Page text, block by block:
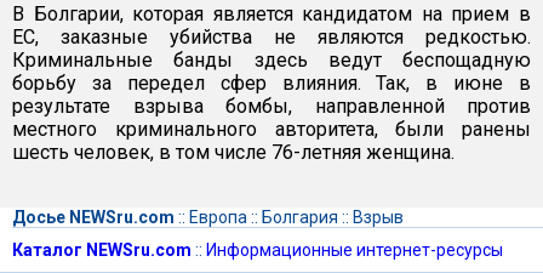
В Болгарии, которая является кандидатом на прием в
ЕС, заказные убийства не являются редкостью.
Криминальные банды здесь ведут беспощадную
борьбу за передел сфер влияния. Так, в июне в
результате взрыва бомбы, направленной против
местного криминального авторитета, были ранены
шесть человек, в том числе 76-летняя женщина.
Досье NEWSru.com :: Европа :: Болгария :: Взрыв
Каталог NEWSru.com :: Информационные интернет-ресурсы